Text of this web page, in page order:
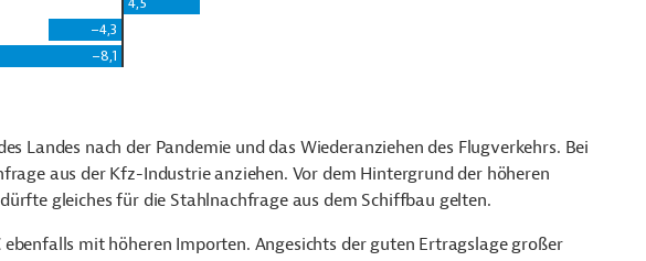
Landes nach der Pandemie und das Wiederanziehen des Flugverkehrs. Bei
aus der Kfz-Industrie anziehen. Vor dem Hintergrund der höheren
gleiches für die Stahlnachfrage aus dem Schiffbau gelten.
ebenfalls mit höheren Importen. Angesichts der guten Ertragslage großer